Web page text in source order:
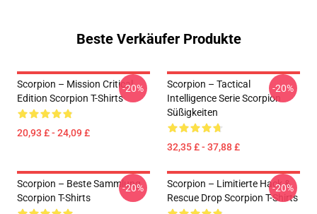
Beste Verkäufer Produkte
Scorpion – Mission Critical
Edition Scorpion T-Shirts
20,93 £ - 24,09 £
-20%
Scorpion – Tactical
Intelligence Serie Scorpion
Süßigkeiten
32,35 £ - 37,88 £
-20%
Scorpion – Beste Sammlung
Scorpion T-Shirts
-20%
Scorpion – Limitierte Hack &
Rescue Drop Scorpion T-Shirts
-20%